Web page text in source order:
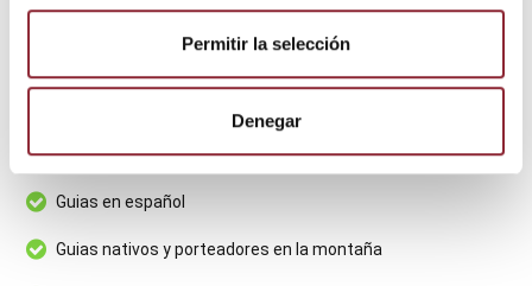
Permitir la selección
Denegar
ASÍ SE VIVE NEPAL CON NOSOTROS
Qué incluye este viaje
Guias en español
Guias nativos y porteadores en la montaña